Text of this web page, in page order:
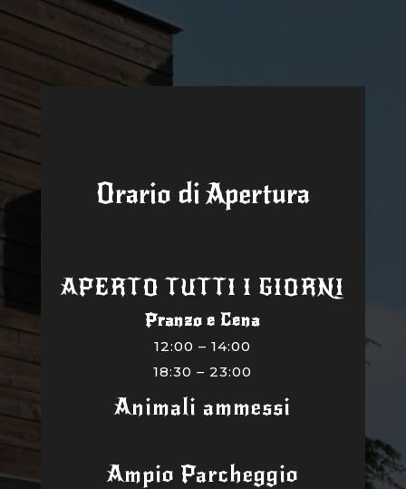
Orario di Apertura
APERTO TUTTI I GIORNI
Pranzo e Cena
12:00 – 14:00
18:30 – 23:00
Animali ammessi
Ampio Parcheggio